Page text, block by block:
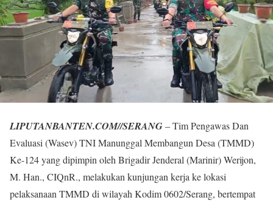
LIPUTANBANTEN.COM//SERANG– Tim Pengawas Dan
Evaluasi (Wasev) TNI Manunggal Membangun Desa (TMMD)
Ke-124 yang dipimpin oleh Brigadir Jenderal (Marinir) Werijon,
M. Han., CIQnR., melakukan kunjungan kerja ke lokasi
pelaksanaan TMMD di wilayah Kodim 0602/Serang, bertempat